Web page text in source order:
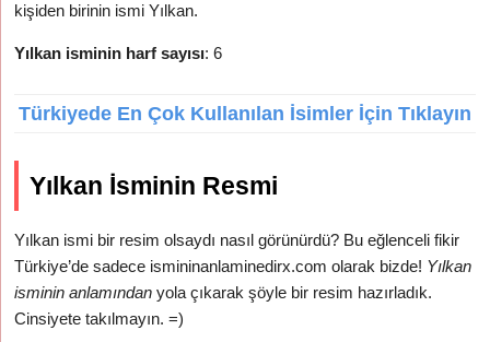
kişiden birinin ismi Yılkan.
Yılkan isminin harf sayısı: 6
Türkiyede En Çok Kullanılan İsimler İçin Tıklayın
Yılkan İsminin Resmi
Yılkan ismi bir resim olsaydı nasıl görünürdü? Bu eğlenceli fikir
Türkiye’de sadece ismininanlaminedirx.com olarak bizde! Yılkan
isminin anlamından yola çıkarak şöyle bir resim hazırladık.
Cinsiyete takılmayın. =)